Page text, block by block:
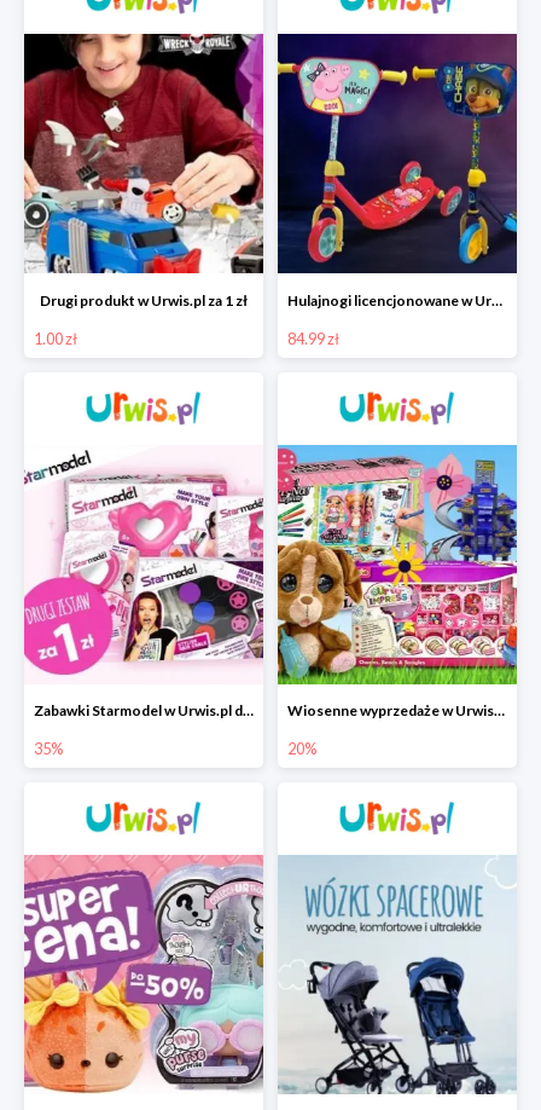
Drugi produkt w Urwis.pl za 1 zł
1.00 zł
Hulajnogi licencjonowane w Urwis.pl za jedynie 84,99 zł
84.99 zł
Zabawki Starmodel w Urwis.pl do -35%
35%
Wiosenne wyprzedaże w Urwis.pl do -20%
20%